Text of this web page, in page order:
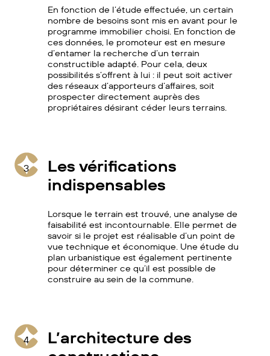
En fonction de l’étude effectuée, un certain
nombre de besoins sont mis en avant pour le
programme immobilier choisi. En fonction de
ces données, le promoteur est en mesure
d’entamer la recherche d’un terrain
constructible adapté. Pour cela, deux
possibilités s’offrent à lui : il peut soit activer
des réseaux d’apporteurs d’affaires, soit
prospecter directement auprès des
propriétaires désirant céder leurs terrains.
3
Les vérifications
indispensables
Lorsque le terrain est trouvé, une analyse de
faisabilité est incontournable. Elle permet de
savoir si le projet est réalisable d’un point de
vue technique et économique. Une étude du
plan urbanistique est également pertinente
pour déterminer ce qu’il est possible de
construire au sein de la commune.
4
L’architecture des